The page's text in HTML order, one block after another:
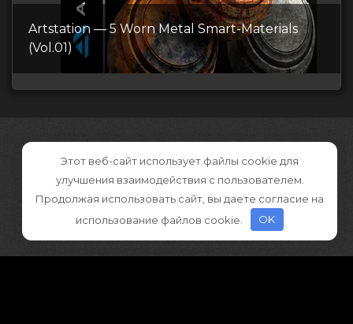
Artstation — 5 Worn Metal Smart-Materials
(Vol.01)
Этот веб-сайт использует файлы cookie для
улучшения взаимодействия с пользователем.
Продолжая использовать сайт, вы даете согласие на
использование файлов cookie.
OK